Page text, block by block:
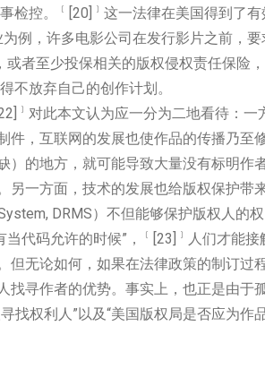
检控。
﹝ [20] ﹞ 这一法律在美国得到了有
例，许多电影公司在发行影片之前，要
者至少投保相关的版权侵权责任保险，
不放弃自己的创作计划。
﹞ 对此本文认为应一分为二地看待：一
件，互联网的发展也使作品的传播乃至
）的地方，就可能导致大量没有标明作
另一方面，技术的发展也给版权保护带
DRMS）不但能够保护版权人的权
代码允许的时候”，
﹝ [23] ﹞ 人们才能接
但无论如何，如果在法律政策的制订过
找寻作者的优势。事实上，也正是由于
找权利人”以及“美国版权局是否应为作